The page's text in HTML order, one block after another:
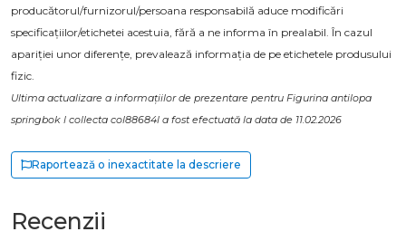
producătorul/furnizorul/persoana responsabilă aduce modificări
specificațiilor/etichetei acestuia, fără a ne informa în prealabil. În cazul
apariției unor diferențe, prevalează informația de pe etichetele produsului
fizic.
Ultima actualizare a informațiilor de prezentare pentru Figurina antilopa
springbok l collecta col88684l a fost efectuată la data de 11.02.2026
Raportează o inexactitate la descriere
Recenzii